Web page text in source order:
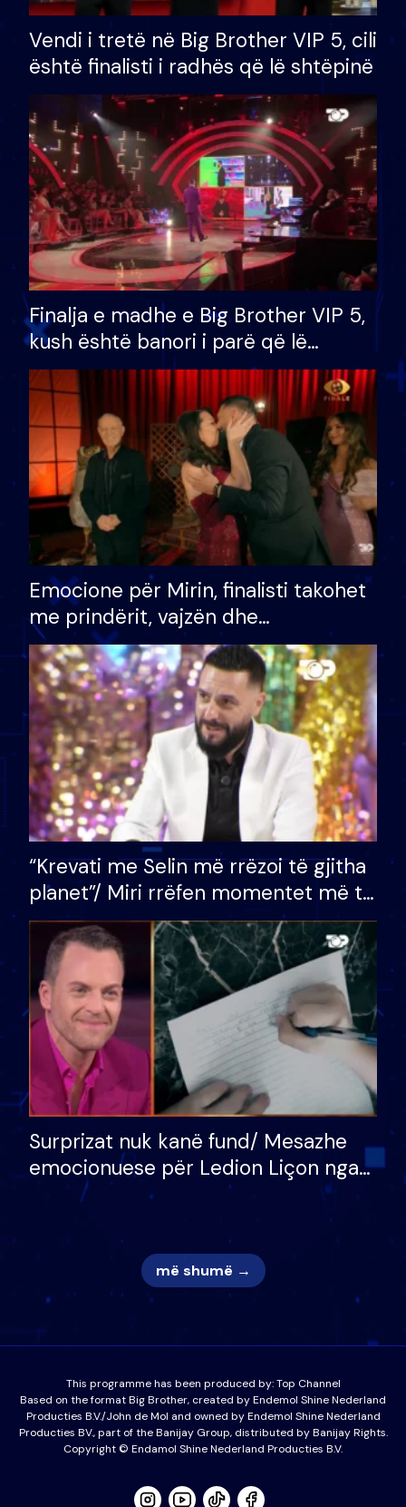
Vendi i tretë në Big Brother VIP 5, cili
është finalisti i radhës që lë shtëpinë
Finalja e madhe e Big Brother VIP 5,
kush është banori i parë që lë
shtëpinë dhe humb mundësinë për
të fituar çmimin e madh
Emocione për Mirin, finalisti takohet
me prindërit, vajzën dhe
bashkëshorten: S’kemi ndonjë letër
divorci apo jo?
“Krevati me Selin më rrëzoi të gjitha
planet”/ Miri rrëfen momentet më të
bukura në shtëpinë e BB VIP: Do më
mungojë zilja e mëngjesit kur…
Surprizat nuk kanë fund/ Mesazhe
emocionuese për Ledion Liçon nga
nëna dhe fëmijët e tij, moderatori
nuk i mban dot lotët: Nuk meritoj…
më shumë →
This programme has been produced by:Top Channel
Based on the format Big Brother, created by Endemol Shine Nederland
Producties B.V./John de Mol and owned by Endemol Shine Nederland
Producties BV., part of the Banijay Group, distributed by Banijay Rights.
Copyright © Endamol Shine Nederland Producties B.V.